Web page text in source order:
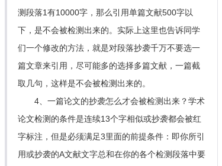
测段落1有10000字，那么引用单篇文献500字以
下，是不会被检测出来的。实际上这里也告诉同学
们一个修改的方法，就是对段落抄袭千万不要选一
篇文章来引用，尽可能多的选择多篇文献，一篇截
取几句，这样是不会被检测出来的。
4、一篇论文的抄袭怎么才会被检测出来？学术
论文检测的条件是连续13个字相似或抄袭都会被红
字标注，但是必须满足3里面的前提条件：即你所引
用或抄袭的A文献文字总和在你的各个检测段落中要